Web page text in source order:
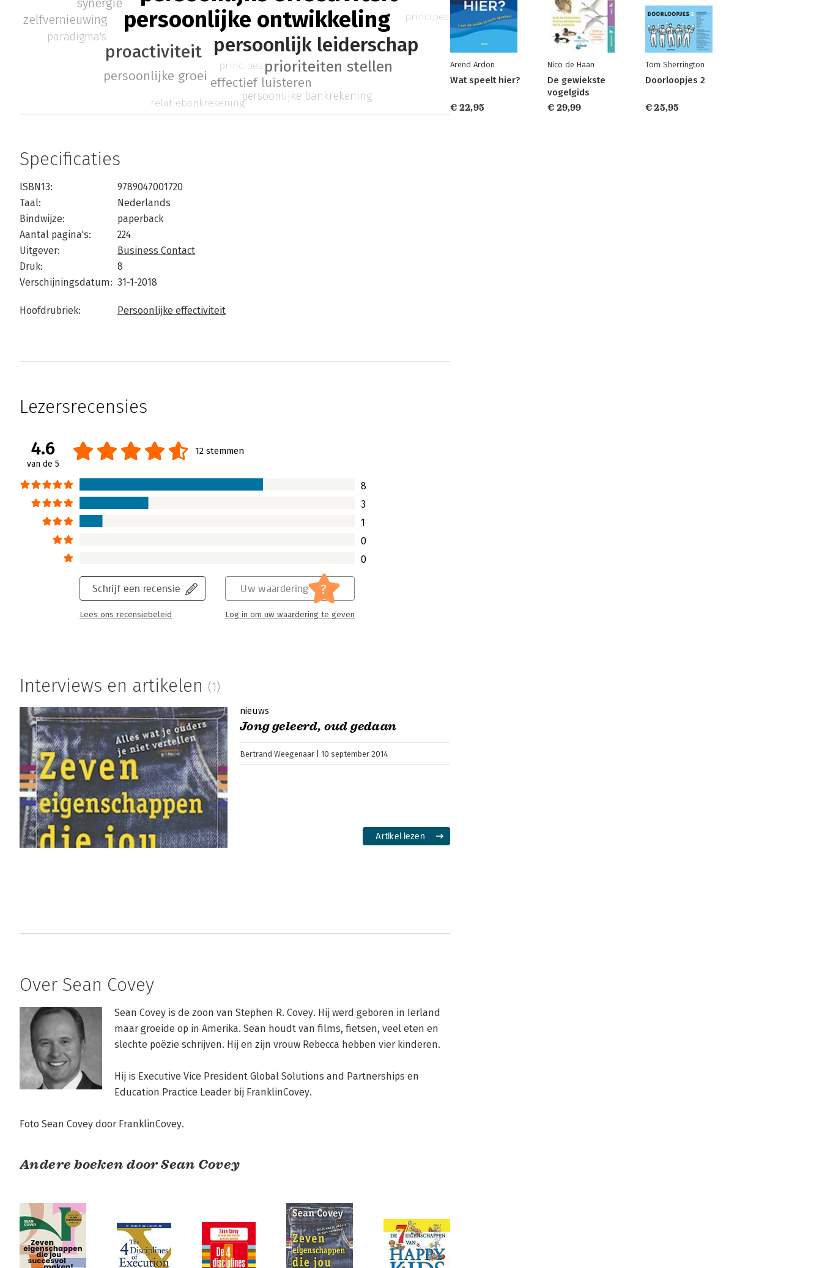
persoonlijke ontwikkeling
persoonlijk leiderschap
proactiviteit
prioriteiten stellen
effectief luisteren
persoonlijke groei
zelfvernieuwing
paradigma's
principes
persoonlijke bankrekening
relatiebankrekening
principes
Specificaties
ISBN13:
9789047001720
Taal:
Nederlands
Bindwijze:
paperback
Aantal pagina's:
224
Uitgever:
Business Contact
Druk:
8
Verschijningsdatum: 31-1-2018
Hoofdrubriek: Persoonlijke effectiviteit
Lezersrecensies
4.6
van de 5
12 stemmen
8
3
1
0
0
Schrijf een recensie
Lees ons recensiebeleid
Uw waardering ?
Log in om uw waardering te geven
Interviews en artikelen (1)
nieuws
Jong geleerd, oud gedaan
Bertrand Weegenaar 10 september 2014
Artikel lezen
Over Sean Covey
Sean Covey is de zoon van Stephen R. Covey. Hij werd geboren in Ierland
maar groeide op in Amerika. Sean houdt van films, fietsen, veel eten en
slechte poëzie schrijven. Hij en zijn vrouw Rebecca hebben vier kinderen.
Hij is Executive Vice President Global Solutions and Partnerships en
Education Practice Leader bij FranklinCovey.
Foto Sean Covey door FranklinCovey.
Andere boeken door Sean Covey
Arend Ardon
Wat speelt hier?
€ 22,95
Nico de Haan
De gewiekste
vogelgids
€ 29,99
Tom Sherrington
Doorloopjes 2
€ 25,95